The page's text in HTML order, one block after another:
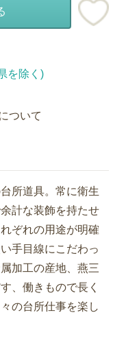
を除く)
ついて
所道具。常に衛生
計な装飾を持たせ
ぞれの用途が明確
手目線にこだわっ
加工の産地、燕三
、働きもので長く
の台所仕事を楽し